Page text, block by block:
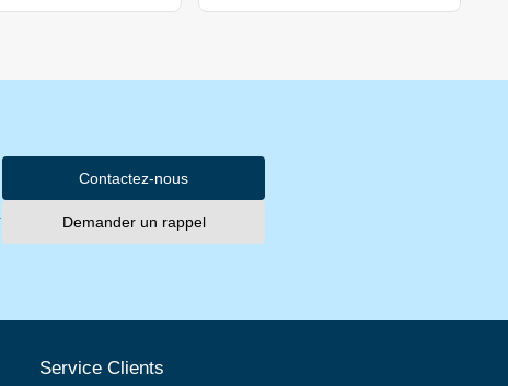
Contactez-nous
Demander un rappel
Service Clients